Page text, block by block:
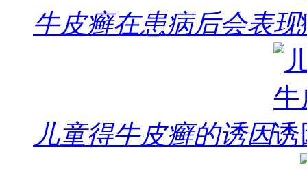
牛皮癣在患病后会表现
儿童得牛皮癣的诱因